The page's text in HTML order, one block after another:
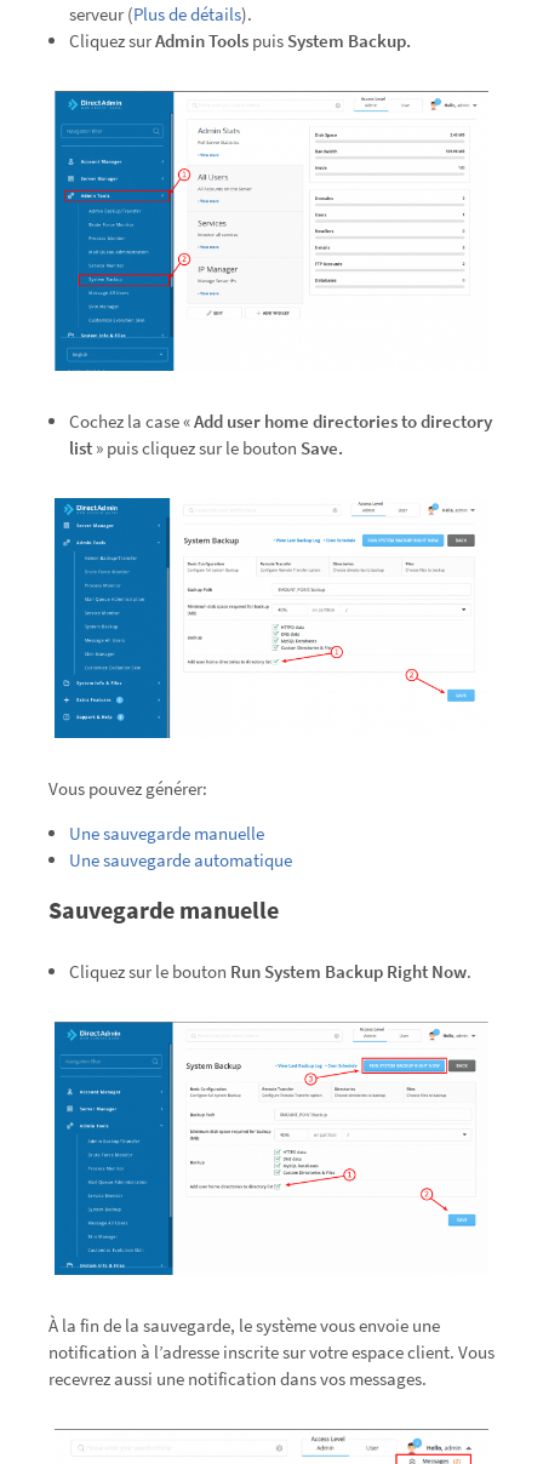
serveur (Plus de détails).
Cliquez surAdmin Tools puis System Backup.
Cochez la case «Add user home directories to directory
list » puis cliquez sur le bouton Save.
Vous pouvez générer:
Une sauvegarde manuelle
Une sauvegarde automatique
Sauvegarde manuelle
Cliquez sur le bouton Run System Backup Right Now.
À la fin de la sauvegarde, le système vous envoie une
notification à l’adresse inscrite sur votre espace client. Vous
recevrez aussi une notification dans vos messages.